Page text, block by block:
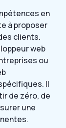
en
à proposer
clients.
web
ou
Il
de zéro, de
une